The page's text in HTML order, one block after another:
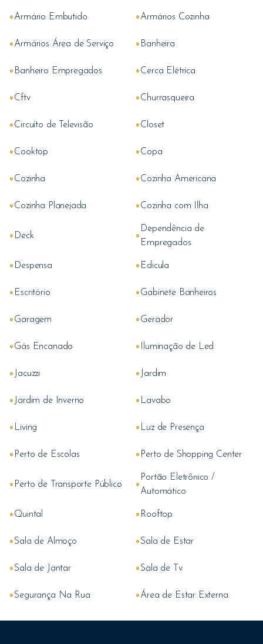
•Armário Embutido •Armários Cozinha
•Armários Área de Serviço • Banheira
• Banheiro Empregados •Cerca Elétrica
•Cftv •Churrasqueira
•Circuíto de Televisão •Closet
•Cooktop •Copa
•Cozinha •Cozinha Americana
•Cozinha Planejada •Cozinha com Ilha
• Deck • Dependência de
Empregados
• Despensa • Edicula
• Escritório •Gabinete Banheiros
•Garagem •Gerador
•Gás Encanado • Iluminação de Led
• Jacuzzi • Jardim
• Jardim de Inverno • Lavabo
• Living • Luz de Presença
• Perto de Escolas • Perto de Shopping Center
• Perto de Transporte Público • Portão Eletrônico /
Automático
•Quintal • Rooftop
•Sala de Almoço •Sala de Estar
•Sala de Jantar •Sala de Tv
•Segurança Na Rua •Área de Estar Externa